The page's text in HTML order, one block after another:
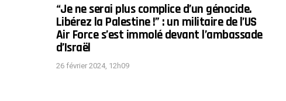
“Je ne serai plus complice d’un génocide.
Libérez la Palestine !” : un militaire de l’US
Air Force s’est immolé devant l’ambassade
d’Israël
26 février 2024, 12h09